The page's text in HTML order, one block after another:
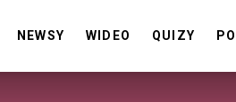
NEWSY WIDEO QUIZY